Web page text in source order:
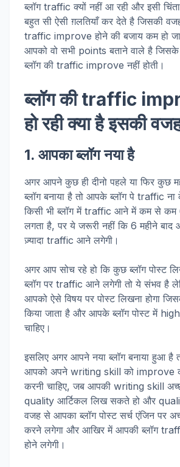
ब्लॉग traffic क्यों नहीं आ रही और इसी
बहुत सी ऐसी ग़लतियाँ कर देते है जिसकी
traffic improve होने की बजाय कम हो
आपको वो सभी points बताने वाले है
ब्लॉग की traffic improve नहीं होती।
ब्लॉग की traffic
हो रही क्या है इसकी
1. आपका ब्लॉग नया है
अगर आपने कुछ ही दीनो पहले या फिर कुछ
ब्लॉग बनाया है तो आपके ब्लॉग पे traffic ना
किसी भी ब्लॉग में traffic आने में कम से कम
लगता है, पर ये जरूरी नहीं कि 6 महीने बाद
ज़्यादा traffic आने लगेगी।
अगर आप सोच रहे हो कि कुछ ब्लॉग पोस्ट
ब्लॉग पर traffic आने लगेगी तो ये संभव है
आपको ऐसे विषय पर पोस्ट लिखना होगा
किया जाता है और आपके ब्लॉग पोस्ट में
चाहिए।
इसलिए अगर आपने नया ब्लॉग बनाया हुआ है
आपको अपने writing skill को improve
करनी चाहिए, जब आपकी writing skill
quality आर्टिकल लिख सकते हो और
वजह से आपका ब्लॉग पोस्ट सर्च एंजिन पर
करने लगेगा और आखिर में आपकी ब्लॉग
होने लगेगी।